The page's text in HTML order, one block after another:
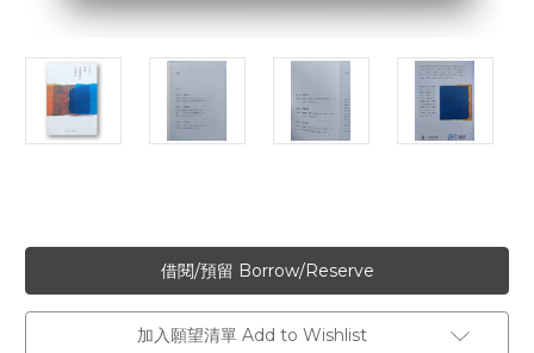
加入願望清單 Add to Wishlist